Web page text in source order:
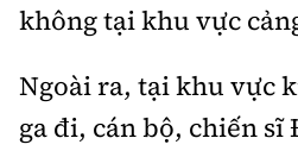
không tại khu vực
Ngoài ra, tại khu vực
ga đi, cán bộ, chiến